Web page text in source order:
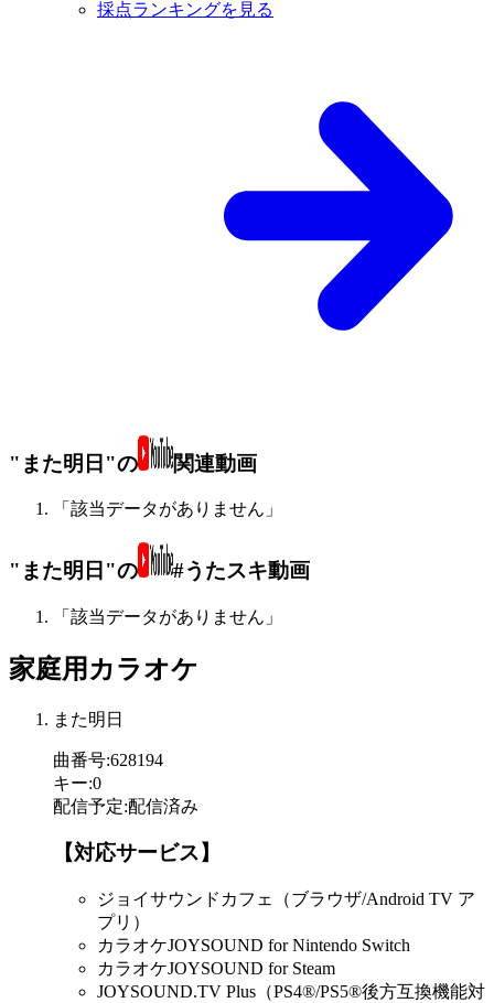
採点ランキングを見る
"また明日"の 関連動画
「該当データがありません」
"また明日"の #うたスキ動画
「該当データがありません」
家庭用カラオケ
また明日
曲番号:628194
キー:0
配信予定:配信済み
【対応サービス】
ジョイサウンドカフェ（ブラウザ/Android TV ア
プリ）
カラオケJOYSOUND for Nintendo Switch
カラオケJOYSOUND for Steam
JOYSOUND.TV Plus（PS4®/PS5®後方互換機能対